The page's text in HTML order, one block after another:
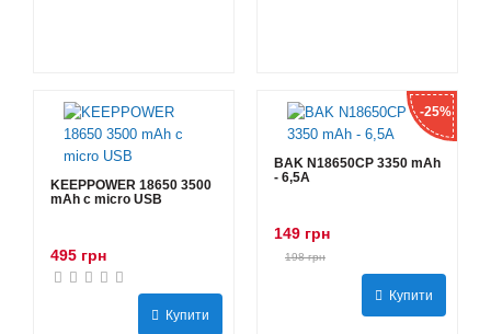
KEEPPOWER 18650 3500
mAh с micro USB
495 грн
Купити
-25%
BAK N18650CP 3350 mAh
- 6,5А
149 грн
198 грн
Купити